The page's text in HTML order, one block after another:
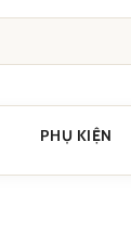
PHỤ KIỆN